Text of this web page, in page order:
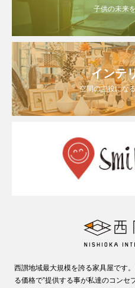
子供の未来
インテ
空間の主役にな
西讃地域最大規模を誇る家具屋です
る価格で”提供する事が私達のコン